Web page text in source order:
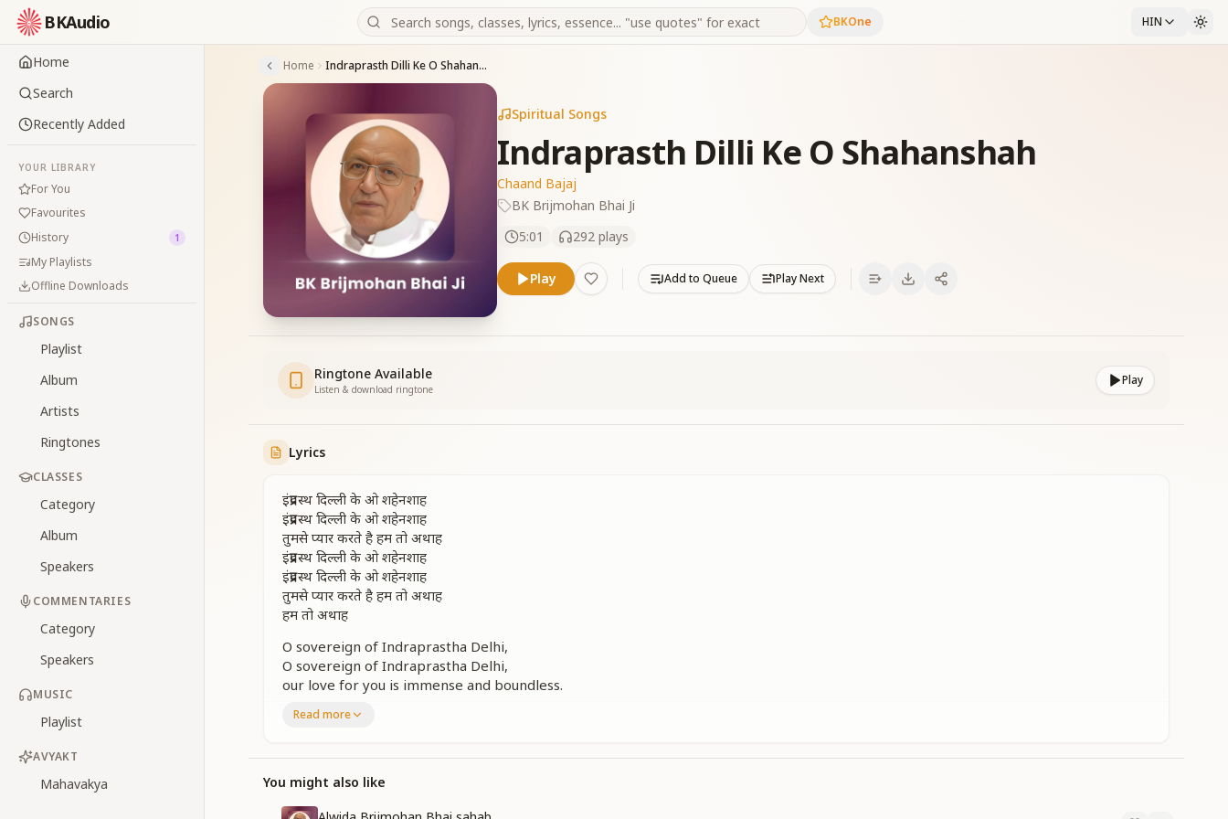
BKAudio BKOne HIN
Home
Search
Recently Added
YOUR LIBRARY
For You
Favourites
History
1
My Playlists
Offline Downloads
SONGS
Playlist
Album
Artists
Ringtones
CLASSES
Category
Album
Speakers
COMMENTARIES
Category
Speakers
MUSIC
Playlist
AVYAKT
Mahavakya
Home Indraprasth Dilli Ke O Shahanshah
Spiritual Songs
Indraprasth Dilli Ke O Shahanshah
Chaand Bajaj
BK Brijmohan Bhai Ji
5:01
292 plays
Play Add to Queue Play Next
Ringtone Available
Listen & download ringtone
Play
Lyrics
इंद्रप्रस्थ दिल्ली के ओ शहेनशाह
इंद्रप्रस्थ दिल्ली के ओ शहेनशाह
तुमसे प्यार करते है हम तो अथाह
इंद्रप्रस्थ दिल्ली के ओ शहेनशाह
इंद्रप्रस्थ दिल्ली के ओ शहेनशाह
तुमसे प्यार करते है हम तो अथाह
हम तो अथाह
O sovereign of Indraprastha Delhi,
O sovereign of Indraprastha Delhi,
our love for you is immense and boundless.
O sovereign of Indraprastha Delhi,
limitless indeed.
तुमसे जानी जाती ये दिल्ली
राजधानी
Read more
You might also like